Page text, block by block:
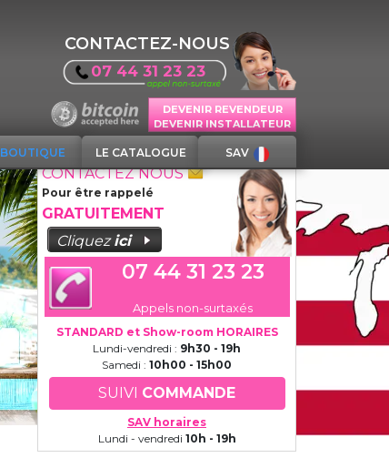
CONTACTEZ-NOUS
07 44 31 23 23
DEVENIR REVENDEUR
DEVENIR INSTALLATEUR
BOUTIQUE LE CATALOGUE SAV
CONTACTEZ NOUS
Pour être rappelé
GRATUITEMENT
Cliquezici
07 44 31 23 23
Appels non-surtaxés
STANDARD et Show-room HORAIRES
Lundi-vendredi : 9h30 - 19h
Samedi : 10h00 - 15h00
SUIVI COMMANDE
SAV horaires
Lundi - vendredi 10h - 19h